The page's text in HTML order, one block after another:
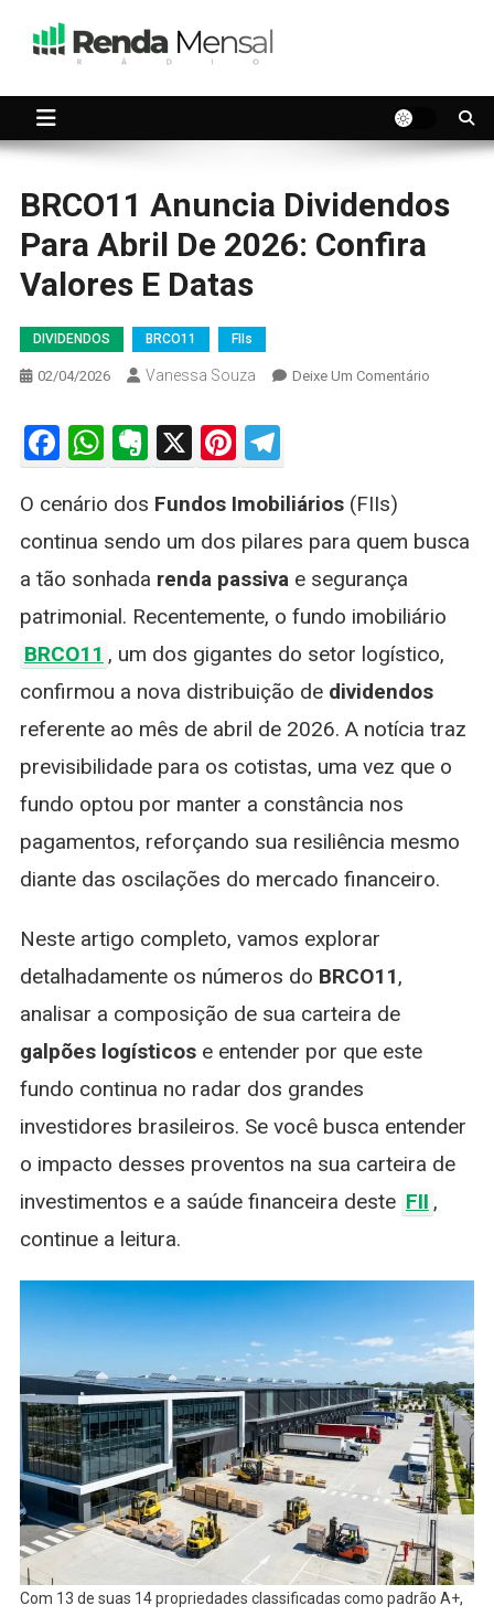
BRCO11 Anuncia Dividendos
Para Abril De 2026: Confira
Valores E Datas
DIVIDENDOS BRCO11 FIIs
02/04/2026 Vanessa Souza Deixe Um ComentárioOn
2026:
E
Datas
Facebook
WhatsApp
Evernote
X Pinterest
Telegram
O cenário dos Fundos Imobiliários(FIIs)
continua sendo um dos pilares para quem busca
a tão sonhada renda passivae segurança
patrimonial. Recentemente, o fundo imobiliário
BRCO11 , um dos gigantes do setor logístico,
confirmou a nova distribuição de dividendos
referente ao mês de abril de 2026. A notícia traz
previsibilidade para os cotistas, uma vez que o
fundo optou por manter a constância nos
pagamentos, reforçando sua resiliência mesmo
diante das oscilações do mercado financeiro.
Neste artigo completo, vamos explorar
detalhadamente os números do BRCO11,
analisar a composição de sua carteira de
galpões logísticose entender por que este
fundo continua no radar dos grandes
investidores brasileiros. Se você busca entender
o impacto desses proventos na sua carteira de
investimentos e a saúde financeira deste FII ,
continue a leitura.
Com 13 de suas 14 propriedades classificadas como padrão A+,